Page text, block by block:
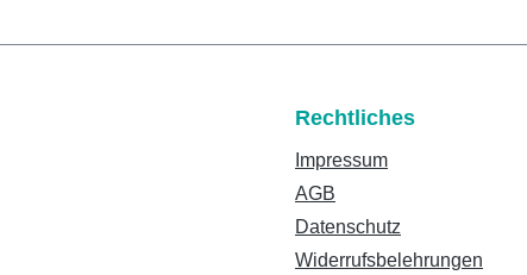
Rechtliches
Impressum
AGB
Datenschutz
Widerrufsbelehrungen